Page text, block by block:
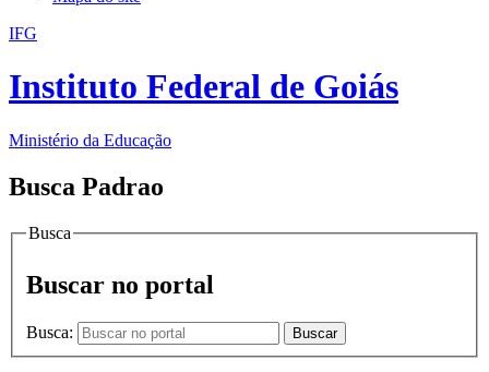
IFG
Instituto Federal de Goiás
Ministério da Educação
Busca Padrao
Busca
Buscar no portal
Busca: Buscar